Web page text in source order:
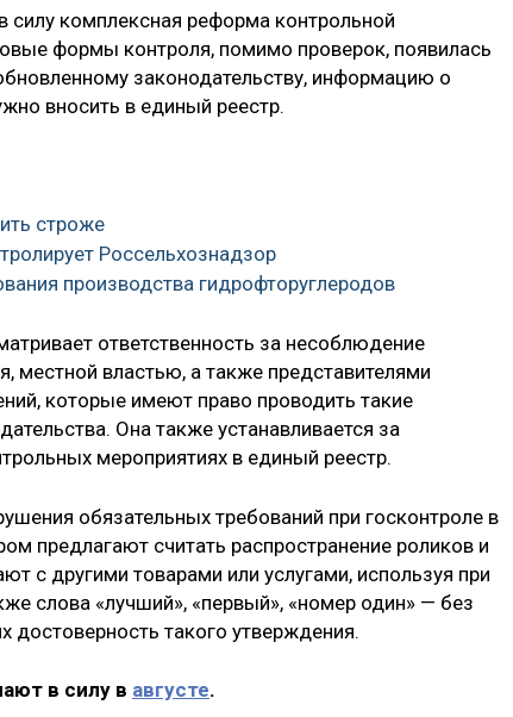
силу комплексная реформа контрольной
формы контроля, помимо проверок, появилась
законодательству, информацию о
вносить в единый реестр.
строже
Россельхознадзор
производства гидрофторуглеродов
ответственность за несоблюдение
местной властью, а также представителями
которые имеют право проводить такие
Она также устанавливается за
мероприятиях в единый реестр.
обязательных требований при госконтроле в
предлагают считать распространение роликов и
с другими товарами или услугами, используя при
слова «лучший», «первый», «номер один» — без
такого утверждения.
в силу в августе.